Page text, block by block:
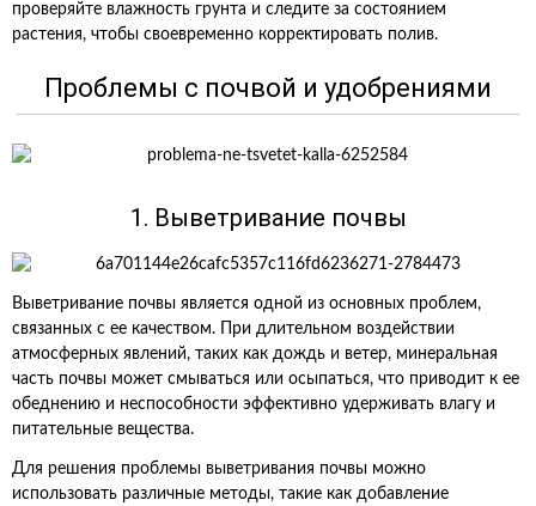
проверяйте влажность грунта и следите за состоянием
растения, чтобы своевременно корректировать полив.
Проблемы с почвой и удобрениями
1. Выветривание почвы
Выветривание почвы является одной из основных проблем,
связанных с ее качеством. При длительном воздействии
атмосферных явлений, таких как дождь и ветер, минеральная
часть почвы может смываться или осыпаться, что приводит к ее
обеднению и неспособности эффективно удерживать влагу и
питательные вещества.
Для решения проблемы выветривания почвы можно
использовать различные методы, такие как добавление